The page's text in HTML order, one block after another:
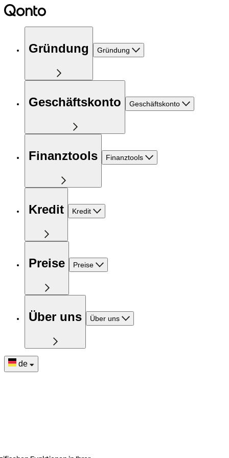
Gründung Gründung
Geschäftskonto Geschäftskonto
Finanztools Finanztools
Kredit Kredit
Preise Preise
Über uns Über uns
de